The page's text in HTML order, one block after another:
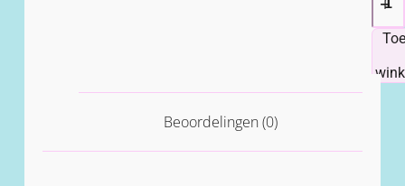
Beoordelingen (0)